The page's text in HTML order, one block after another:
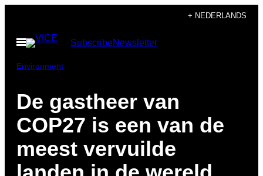
de
inhoud
+ NEDERLANDS
Open
menu
SubscribeNewsletter
Environment
De gastheer van
COP27 is een van de
meest vervuilde